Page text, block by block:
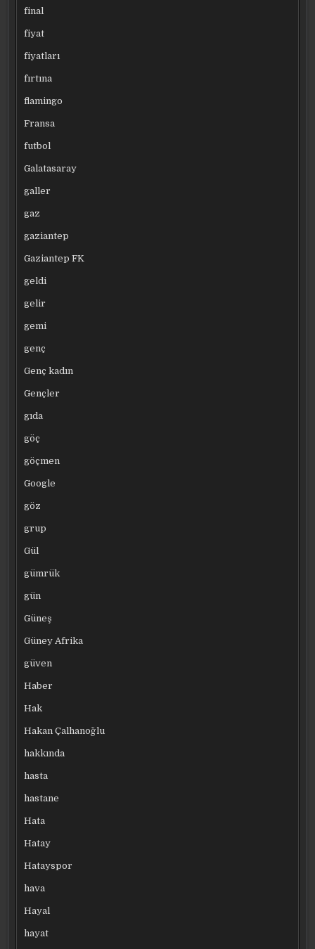
final
fiyat
fiyatları
fırtına
flamingo
Fransa
futbol
Galatasaray
galler
gaz
gaziantep
Gaziantep FK
geldi
gelir
gemi
genç
Genç kadın
Gençler
gıda
göç
göçmen
Google
göz
grup
Gül
gümrük
gün
Güneş
Güney Afrika
güven
Haber
Hak
Hakan Çalhanoğlu
hakkında
hasta
hastane
Hata
Hatay
Hatayspor
hava
Hayal
hayat